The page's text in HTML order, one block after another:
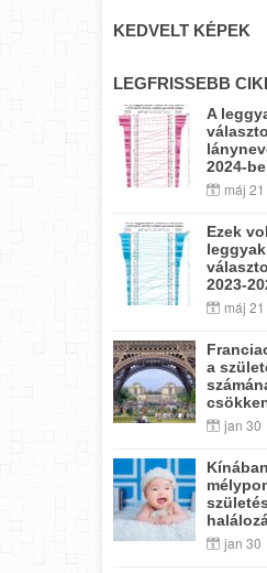
KEDVELT KÉPEK
LEGFRISSEBB
A
2024-
máj 21
Ezek
2023-
máj 21
a
jan 30
jan 30